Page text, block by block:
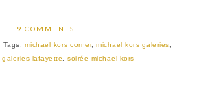
9 COMMENTS
Tags: michael kors corner,michael kors galeries,
galeries lafayette, soirée michael kors